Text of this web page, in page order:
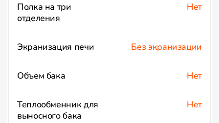
Полка на три
отделения
Нет
Экранизация печи Без экранизации
Объем бака Нет
Теплообменник для
выносного бака
Нет